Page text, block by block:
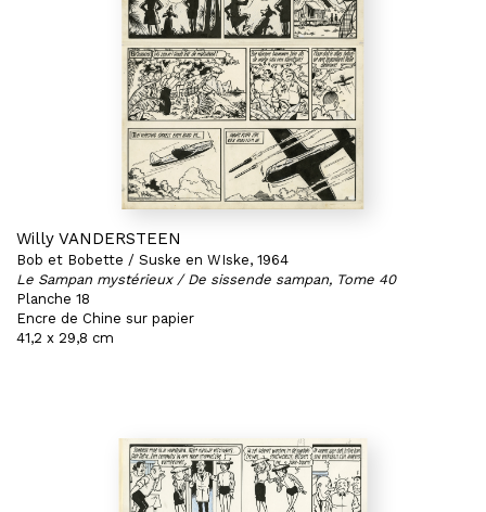
Willy VANDERSTEEN
Bob et Bobette / Suske en WIske, 1964
Le Sampan mystérieux / De sissende sampan, Tome 40
Planche 18
Encre de Chine sur papier
41,2 x 29,8 cm